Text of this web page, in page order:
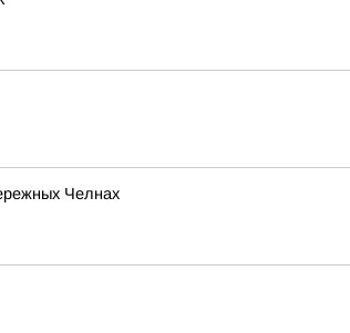
Челнах